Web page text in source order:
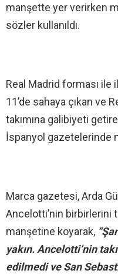
manşette yer verirken
sözler kullanıldı.
Real Madrid forması ile
11’de sahaya çıkan ve
takımına galibiyeti
İspanyol gazetelerinde
Marca gazetesi, Arda
Ancelotti’nin birbirlerini
manşetine koyarak,
yakın. Ancelotti’nin
edilmedi ve San